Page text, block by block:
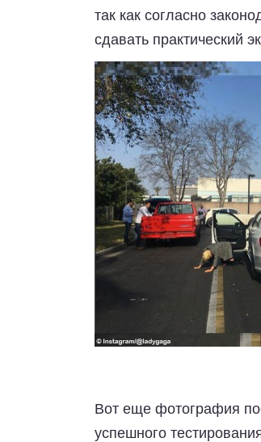
так как согласно
сдавать практический
Вот еще фотография
успешного